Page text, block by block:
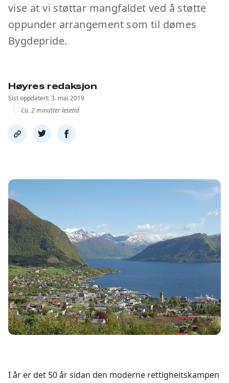
vise at vi støttar mangfaldet ved å støtte
oppunder arrangement som til dømes
Bygdepride.
Høyres redaksjon
Sist oppdatert: 3. mai 2019
Ca. 2 minutter lesetid
Del
link
Del
på
Del
på
I år er det 50 år sidan den moderne rettigheitskampen